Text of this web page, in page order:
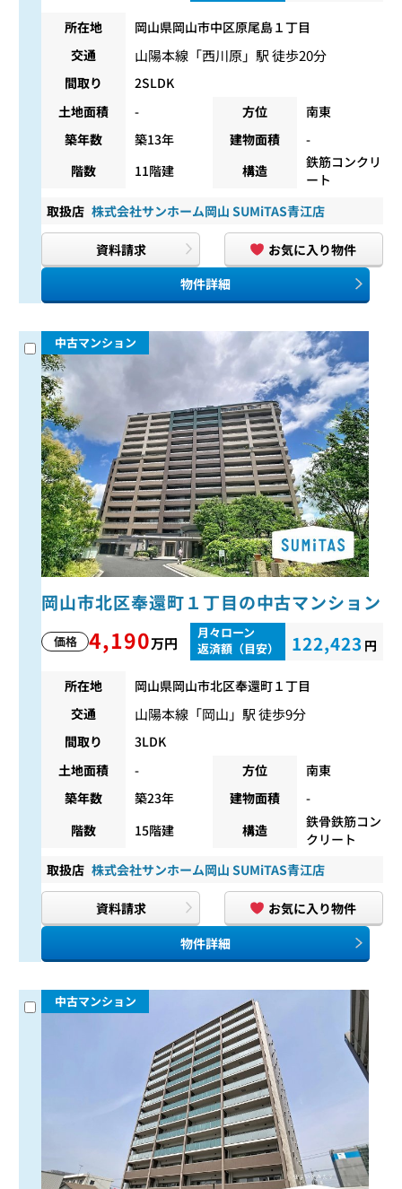
所在地
岡山県岡山市中区原尾島１丁目
交通
山陽本線 「西川原」駅 徒歩20分
間取り
2SLDK
土地面積
- 方位
南東
築年数
築13年 建物面積
-
階数
11階建 構造
鉄筋コンクリ
ート
取扱店 株式会社サンホーム岡山 SUMiTAS青江店
資料請求
お気に入り物件
物件詳細
中古マンション
岡山市北区奉還町１丁目の中古マンション
価格 4,190万円
月々ローン
返済額（目安）
122,423 円
所在地
岡山県岡山市北区奉還町１丁目
交通
山陽本線 「岡山 」駅 徒歩9分
間取り
3LDK
土地面積
- 方位
南東
築年数
築23年 建物面積
-
階数
15階建 構造
鉄骨鉄筋コン
クリート
取扱店 株式会社サンホーム岡山 SUMiTAS青江店
資料請求
お気に入り物件
物件詳細
中古マンション